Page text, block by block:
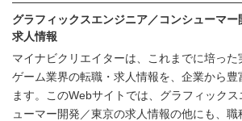
グラフィックスエンジニア／コンシューマー
求人情報
マイナビクリエイターは、これまでに培った
ゲーム業界の転職・求人情報を、企業から
ます。このWebサイトでは、グラフィック
ューマー開発／東京の求人情報の他にも、